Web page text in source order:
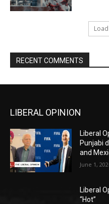
RECENT COMMENTS
LIBERAL OPINION
Liberal
Punjabi
and
June 1,
Liberal
“Hot”